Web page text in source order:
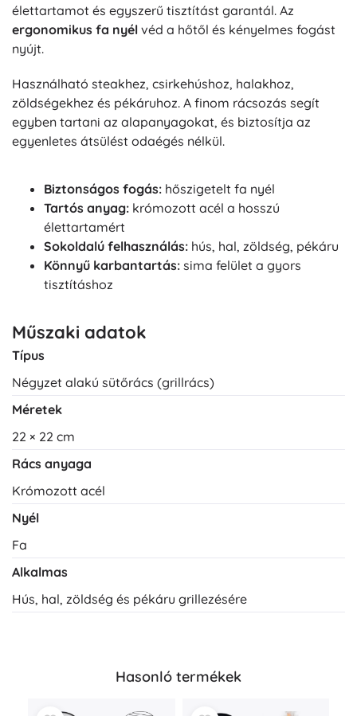
élettartamot és egyszerű tisztítást garantál. Az
ergonomikus fa nyél véd a hőtől és kényelmes fogást
nyújt.
Használható steakhez, csirkehúshoz, halakhoz,
zöldségekhez és pékáruhoz. A finom rácsozás segít
egyben tartani az alapanyagokat, és biztosítja az
egyenletes átsülést odaégés nélkül.
Biztonságos fogás: hőszigetelt fa nyél
Tartós anyag: krómozott acél a hosszú
élettartamért
Sokoldalú felhasználás: hús, hal, zöldség, pékáru
Könnyű karbantartás: sima felület a gyors
tisztításhoz
Műszaki adatok
Típus
Négyzet alakú sütőrács (grillrács)
Méretek
22 × 22 cm
Rács anyaga
Krómozott acél
Nyél
Fa
Alkalmas
Hús, hal, zöldség és pékáru grillezésére
Hasonló termékek